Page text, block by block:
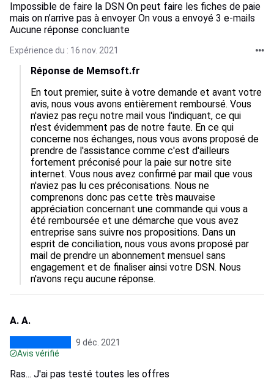
Impossible de faire la DSN On peut faire les fiches de paie
mais on n’arrive pas à envoyer On vous a envoyé 3 e-mails
Aucune réponse concluante
Expérience du : 16 nov. 2021
Réponse de Memsoft.fr
En tout premier, suite à votre demande et avant votre
avis, nous vous avons entièrement remboursé. Vous
n'aviez pas reçu notre mail vous l'indiquant, ce qui
n'est évidemment pas de notre faute. En ce qui
concerne nos échanges, nous vous avons proposé de
prendre de l'assistance comme c'est d'ailleurs
fortement préconisé pour la paie sur notre site
internet. Vous nous avez confirmé par mail que vous
n'aviez pas lu ces préconisations. Nous ne
comprenons donc pas cette très mauvaise
appréciation concernant une commande qui vous a
été remboursée et une démarche que vous avez
entreprise sans suivre nos propositions. Dans un
esprit de conciliation, nous vous avons proposé par
mail de prendre un abonnement mensuel sans
engagement et de finaliser ainsi votre DSN. Nous
n'avons reçu aucune réponse.
A. A.
9 déc. 2021
Avis vérifié
Ras... J'ai pas testé toutes les offres